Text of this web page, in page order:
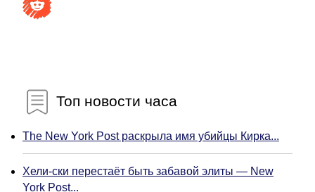
Топ новости часа
The New York Post раскрыла имя убийцы Кирка...
Хели-ски перестаёт быть забавой элиты — New
York Post...